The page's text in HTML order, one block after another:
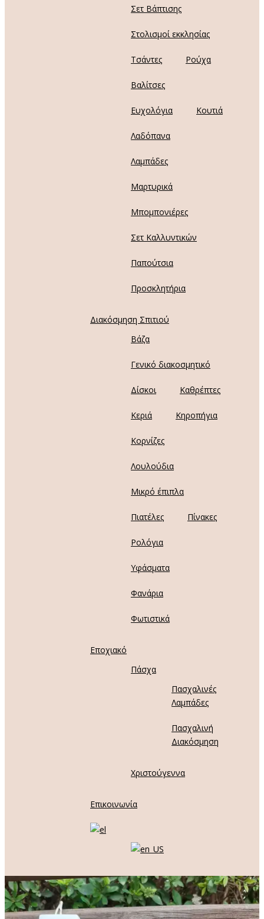
Σετ Βάπτισης
Στολισμοί εκκλησίας
Τσάντες Ρούχα
Βαλίτσες
Ευχολόγια Κουτιά
Λαδόπανα
Λαμπάδες
Μαρτυρικά
Μπομπονιέρες
Σετ Καλλυντικών
Παπούτσια
Προσκλητήρια
Διακόσμηση Σπιτιού
Βάζα
Γενικό διακοσμητικό
Δίσκοι Καθρέπτες
Κεριά Κηροπήγια
Κορνίζες
Λουλούδια
Μικρό έπιπλα
Πιατέλες Πίνακες
Ρολόγια
Υφάσματα
Φανάρια
Φωτιστικά
Εποχιακό
Πάσχα
Πασχαλινές
Λαμπάδες
Πασχαλινή
Διακόσμηση
Χριστούγεννα
Επικοινωνία